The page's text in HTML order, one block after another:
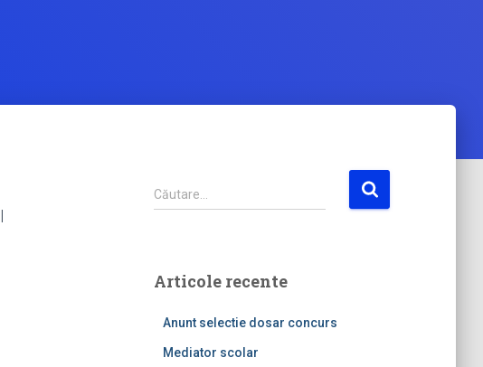
C
a
d
Căutare…
Articole recente
Anunt selectie dosar concurs
Mediator scolar